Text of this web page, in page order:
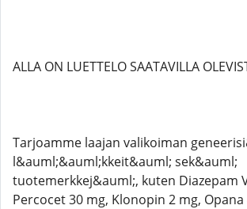
ALLA ON LUETTELO SAATAVILLA
Tarjoamme laajan valikoiman
l&auml;&auml;kkeit&auml; sek&auml;
tuotemerkkej&auml;, kuten Diazepam
Percocet 30 mg, Klonopin 2 mg, Opana